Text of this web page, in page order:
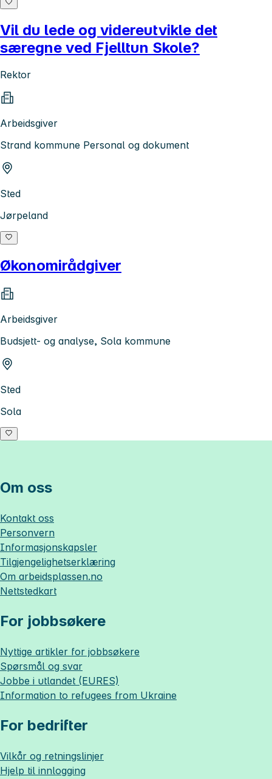
Vil du lede og videreutvikle det
særegne ved Fjelltun Skole?
Rektor
Arbeidsgiver
Strand kommune Personal og dokument
Sted
Jørpeland
Økonomirådgiver
Arbeidsgiver
Budsjett- og analyse, Sola kommune
Sted
Sola
Om oss
Kontakt oss
Personvern
Informasjonskapsler
Tilgjengelighetserklæring
Om arbeidsplassen.no
Nettstedkart
For jobbsøkere
Nyttige artikler for jobbsøkere
Spørsmål og svar
Jobbe i utlandet (EURES)
Information to refugees from Ukraine
For bedrifter
Vilkår og retningslinjer
Hjelp til innlogging